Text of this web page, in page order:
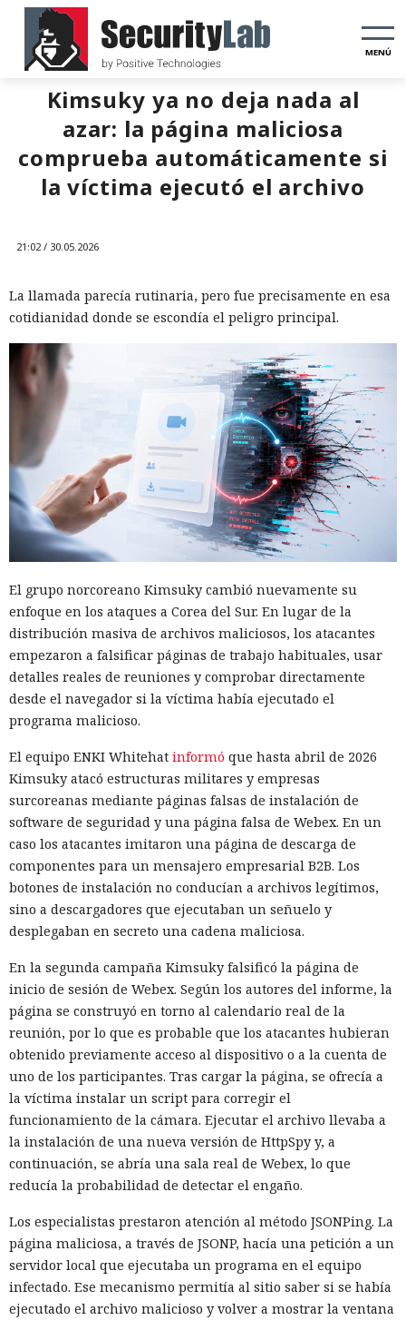
MENÚ
Kimsuky ya no deja nada al
azar: la página maliciosa
comprueba automáticamente si
la víctima ejecutó el archivo
21:02 / 30.05.2026
La llamada parecía rutinaria, pero fue precisamente en esa
cotidianidad donde se escondía el peligro principal.
El grupo norcoreano Kimsuky cambió nuevamente su
enfoque en los ataques a Corea del Sur. En lugar de la
distribución masiva de archivos maliciosos, los atacantes
empezaron a falsificar páginas de trabajo habituales, usar
detalles reales de reuniones y comprobar directamente
desde el navegador si la víctima había ejecutado el
programa malicioso.
El equipo ENKI Whitehat informó que hasta abril de 2026
Kimsuky atacó estructuras militares y empresas
surcoreanas mediante páginas falsas de instalación de
software de seguridad y una página falsa de Webex. En un
caso los atacantes imitaron una página de descarga de
componentes para un mensajero empresarial B2B. Los
botones de instalación no conducían a archivos legítimos,
sino a descargadores que ejecutaban un señuelo y
desplegaban en secreto una cadena maliciosa.
En la segunda campaña Kimsuky falsificó la página de
inicio de sesión de Webex. Según los autores del informe, la
página se construyó en torno al calendario real de la
reunión, por lo que es probable que los atacantes hubieran
obtenido previamente acceso al dispositivo o a la cuenta de
uno de los participantes. Tras cargar la página, se ofrecía a
la víctima instalar un script para corregir el
funcionamiento de la cámara. Ejecutar el archivo llevaba a
la instalación de una nueva versión de HttpSpy y, a
continuación, se abría una sala real de Webex, lo que
reducía la probabilidad de detectar el engaño.
Los especialistas prestaron atención al método JSONPing. La
página maliciosa, a través de JSONP, hacía una petición a un
servidor local que ejecutaba un programa en el equipo
infectado. Ese mecanismo permitía al sitio saber si se había
ejecutado el archivo malicioso y volver a mostrar la ventana